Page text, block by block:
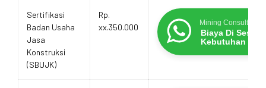
Sertifikasi
Badan Usaha
Jasa
Konstruksi
(SBUJK)
Rp.
xx.350.000
Mining Consultants
Biaya Di
Kebutuhan